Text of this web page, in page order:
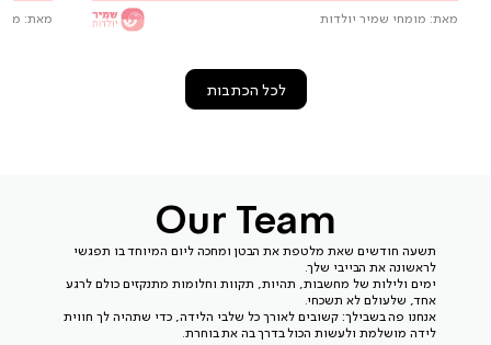
מאת: מומחי שמיר יולדות מאת:
לכל הכתבות
Our Team
תשעה חודשים שאת מלטפת את הבטן ומחכה ליום המיוחד בו תפגשי
לראשונה את הבייבי שלך.
ימים ולילות של מחשבות, תהיות, תקוות וחלומות מתנקזים כולם לרגע
אחד, שלעולם לא תשכחי.
אנחנו פה בשבילך: קשובים לאורך כל שלבי הלידה, כדי שתהיה לך חווית
לידה מושלמת ולעשות הכול בדרך בה את בוחרת.